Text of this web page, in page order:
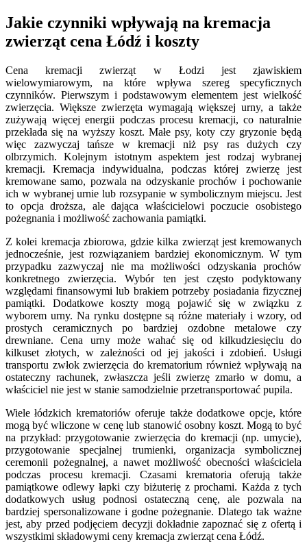
Jakie czynniki wpływają na kremacja
zwierząt cena Łódź i koszty
Cena kremacji zwierząt w Łodzi jest zjawiskiem
wielowymiarowym, na które wpływa szereg specyficznych
czynników. Pierwszym i podstawowym elementem jest wielkość
zwierzęcia. Większe zwierzęta wymagają większej urny, a także
zużywają więcej energii podczas procesu kremacji, co naturalnie
przekłada się na wyższy koszt. Małe psy, koty czy gryzonie będą
więc zazwyczaj tańsze w kremacji niż psy ras dużych czy
olbrzymich. Kolejnym istotnym aspektem jest rodzaj wybranej
kremacji. Kremacja indywidualna, podczas której zwierzę jest
kremowane samo, pozwala na odzyskanie prochów i pochowanie
ich w wybranej urnie lub rozsypanie w symbolicznym miejscu. Jest
to opcja droższa, ale dająca właścicielowi poczucie osobistego
pożegnania i możliwość zachowania pamiątki.
Z kolei kremacja zbiorowa, gdzie kilka zwierząt jest kremowanych
jednocześnie, jest rozwiązaniem bardziej ekonomicznym. W tym
przypadku zazwyczaj nie ma możliwości odzyskania prochów
konkretnego zwierzęcia. Wybór ten jest często podyktowany
względami finansowymi lub brakiem potrzeby posiadania fizycznej
pamiątki. Dodatkowe koszty mogą pojawić się w związku z
wyborem urny. Na rynku dostępne są różne materiały i wzory, od
prostych ceramicznych po bardziej ozdobne metalowe czy
drewniane. Cena urny może wahać się od kilkudziesięciu do
kilkuset złotych, w zależności od jej jakości i zdobień. Usługi
transportu zwłok zwierzęcia do krematorium również wpływają na
ostateczny rachunek, zwłaszcza jeśli zwierzę zmarło w domu, a
właściciel nie jest w stanie samodzielnie przetransportować pupila.
Wiele łódzkich krematoriów oferuje także dodatkowe opcje, które
mogą być wliczone w cenę lub stanowić osobny koszt. Mogą to być
na przykład: przygotowanie zwierzęcia do kremacji (np. umycie),
przygotowanie specjalnej trumienki, organizacja symbolicznej
ceremonii pożegnalnej, a nawet możliwość obecności właściciela
podczas procesu kremacji. Czasami krematoria oferują także
pamiątkowe odlewy łapki czy biżuterię z prochami. Każda z tych
dodatkowych usług podnosi ostateczną cenę, ale pozwala na
bardziej spersonalizowane i godne pożegnanie. Dlatego tak ważne
jest, aby przed podjęciem decyzji dokładnie zapoznać się z ofertą i
wszystkimi składowymi ceny kremacja zwierząt cena Łódź.